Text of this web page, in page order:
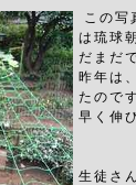
この写
は琉球
だまだ
昨年は
たので
早く伸
生徒さ